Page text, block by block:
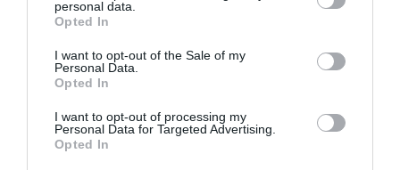
grant or deny consent to Google and its third-party tags to
use your data for below specified purposes in below Google
consent section.
personal data.
Opted In
I want to opt-out of the Sale of my
Personal Data.
Opted In
I want to opt-out of processing my
Personal Data for Targeted Advertising.
Opted In
(Indexkép forrása: Eger SE /Facebook)